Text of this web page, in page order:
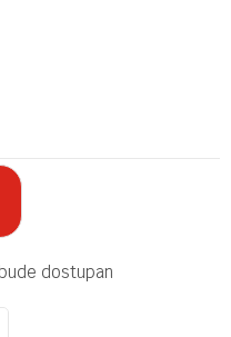
dostupan